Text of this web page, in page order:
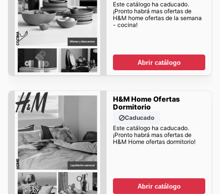
Este catálogo ha caducado.
¡Pronto habrá mas ofertas de
H&M home ofertas de la semana
- cocina!
Abrir catálogo
H&M Home Ofertas
Dormitorio
Caducado
Este catálogo ha caducado.
¡Pronto habrá mas ofertas de
H&M Home ofertas dormitorio!
Abrir catálogo